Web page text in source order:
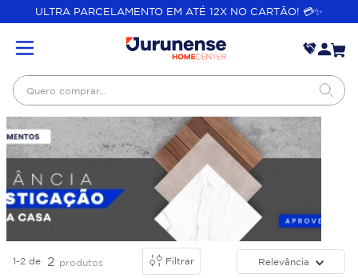
ULTRA PARCELAMENTO EM ATÉ 12X NO CARTÃO! 💳✨
Quero comprar...
1-2 de 2 produtos Filtrar Relevância